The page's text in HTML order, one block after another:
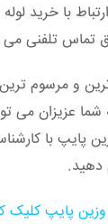
با خرید لوله
تماس تلفنی می
و مرسوم
عزیزان می
پایپ با
دهید.
پایپ کلیک